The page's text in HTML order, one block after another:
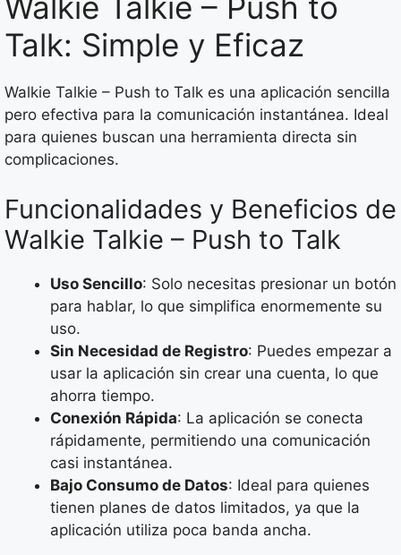
Talk: Simple y Eficaz
Walkie Talkie – Push to Talk es una aplicación sencilla
pero efectiva para la comunicación instantánea. Ideal
para quienes buscan una herramienta directa sin
complicaciones.
Funcionalidades y Beneficios de
Walkie Talkie – Push to Talk
Uso Sencillo: Solo necesitas presionar un botón
para hablar, lo que simplifica enormemente su
uso.
Sin Necesidad de Registro: Puedes empezar a
usar la aplicación sin crear una cuenta, lo que
ahorra tiempo.
Conexión Rápida: La aplicación se conecta
rápidamente, permitiendo una comunicación
casi instantánea.
Bajo Consumo de Datos: Ideal para quienes
tienen planes de datos limitados, ya que la
aplicación utiliza poca banda ancha.